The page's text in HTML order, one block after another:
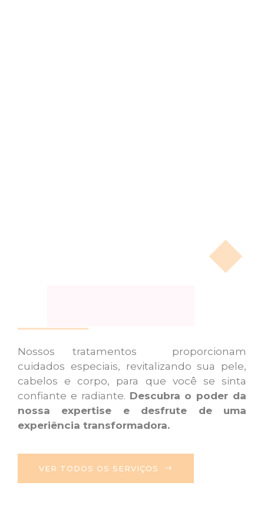
Nossos tratamentos proporcionam
cuidados especiais, revitalizando sua pele,
cabelos e corpo, para que você se sinta
confiante e radiante. Descubra o poder da
nossa expertise e desfrute de uma
experiência transformadora.
VER TODOS OS SERVIÇOS